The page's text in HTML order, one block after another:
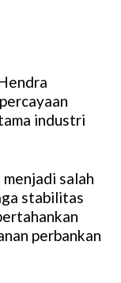
industri
salah
stabilitas
perbankan